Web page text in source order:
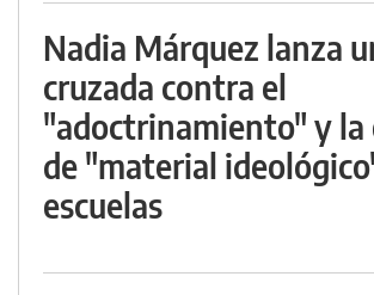
Nadia Márquez lanza
cruzada contra el
"adoctrinamiento" y la
de "material
escuelas